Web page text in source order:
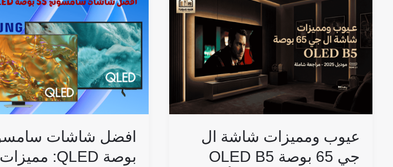
عيوب ومميزات شاشة ال
جي 65 بوصة OLED B5
شاشة
ال
جي
65
بوصة
OLED
B5
في
مصر:
بوصة QLED: مميزات
شاشات
سامسونج
55
بوصة
QLED:
مميزات
وعيوب
واسعار
(الدليل
الشامل
2026)